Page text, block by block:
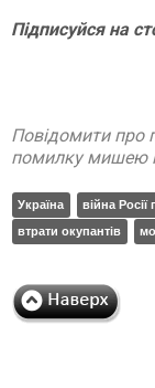
Підписуйся на
Повідомити про
помилку мишею і
Україна війна Росії
втрати окупантів